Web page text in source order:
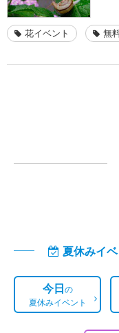
花イベント 無
夏休みイ
今日の
夏休みイベント